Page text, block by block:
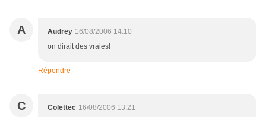
A Audrey 16/08/2006 14:10
on dirait des vraies!
Répondre
C Colettec 16/08/2006 13:21